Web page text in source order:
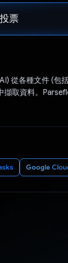
投票
從各種文件 (包
取資料。
Google